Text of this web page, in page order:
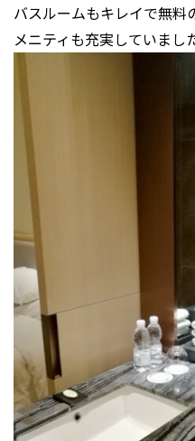
バスルームもキレイで無料
メニティも充実していまし